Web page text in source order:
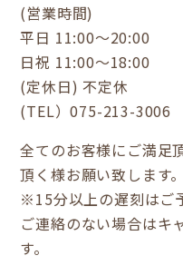
(営業時間)
平日 11:00～20:00
日祝 11:00～18:00
(定休日) 不定休
(TEL）075-213-3006
全てのお客様にご満足
頂く様お願い致します。
※15分以上の遅刻はご
ご連絡のない場合はキ
す。